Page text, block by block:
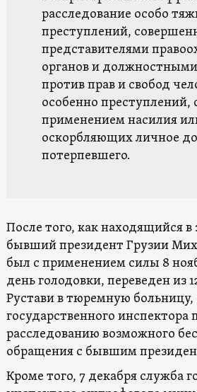
расследование особо
преступлений,
представителями
органов и
против прав и свобод
особенно
применением насилия
оскорбляющих личное
потерпевшего.
После того, как находящийся
бывший президент Грузии
был с применением силы 8
день голодовки, переведен из
Рустави в тюремную
государственного инспектора
расследованию возможного
обращения с бывшим
Кроме того, 7 декабря служба